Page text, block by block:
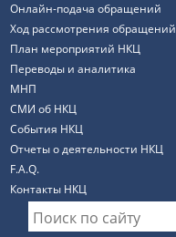
Онлайн-подача обращений
Ход рассмотрения обращений
План мероприятий НКЦ
Переводы и аналитика
МНП
СМИ об НКЦ
События НКЦ
Отчеты о деятельности НКЦ
F.A.Q.
Контакты НКЦ